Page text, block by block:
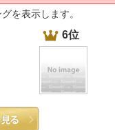
を表示します。
6位